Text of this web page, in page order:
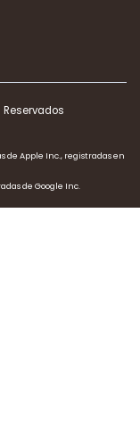
de Apple Inc., registradas en
de Google Inc.